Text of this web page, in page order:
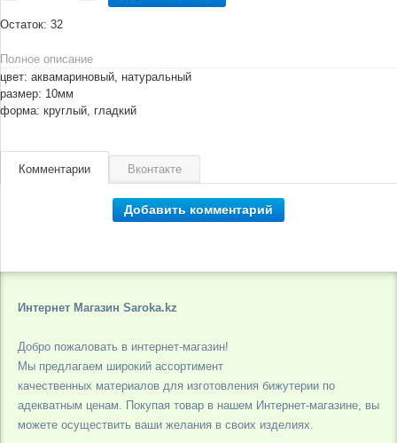
Остаток: 32
Полное описание
цвет: аквамариновый, натуральный
размер: 10мм
форма: круглый, гладкий
Комментарии Вконтакте
Добавить комментарий
Интернет Магазин Saroka.kz
Добро пожаловать в интернет-магазин!
Мы предлагаем широкий ассортимент
качественных материалов для изготовления бижутерии по
адекватным ценам. Покупая товар в нашем Интернет-магазине, вы
можете осуществить ваши желания в своих изделиях.